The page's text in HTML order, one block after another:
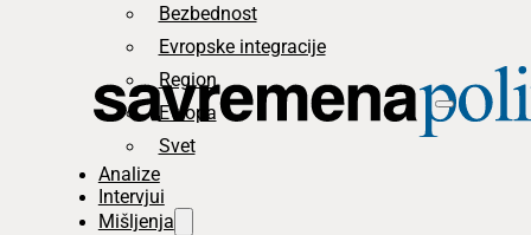
Bezbednost
Evropske integracije
Region
Evropa
Svet
Analize
Intervjui
Mišljenja